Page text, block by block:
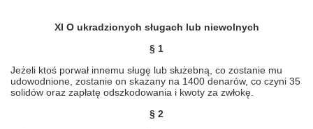
XI O ukradzionych sługach lub niewolnych
§ 1
Jeżeli ktoś porwał innemu sługę lub służebną, co zostanie mu
udowodnione, zostanie on skazany na 1400 denarów, co czyni 35
solidów oraz zapłatę odszkodowania i kwoty za zwłokę.
§ 2